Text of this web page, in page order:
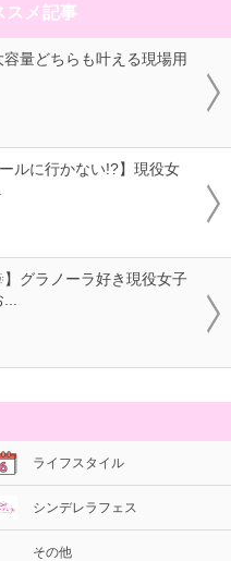
スメ記事
容量どちらも叶える現場用
ルに行かない!?】現役女
】グラノーラ好き現役女子
ライフスタイル
シンデレラフェス
その他